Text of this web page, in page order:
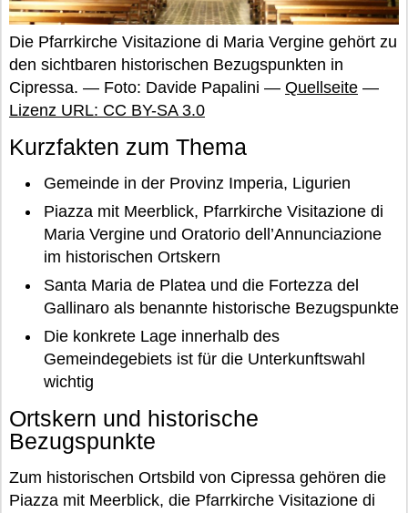
Die Pfarrkirche Visitazione di Maria Vergine gehört zu
den sichtbaren historischen Bezugspunkten in
Cipressa. — Foto: Davide Papalini — Quellseite —
Lizenz URL: CC BY-SA 3.0
Kurzfakten zum Thema
Gemeinde in der Provinz Imperia, Ligurien
Piazza mit Meerblick, Pfarrkirche Visitazione di
Maria Vergine und Oratorio dell’Annunciazione
im historischen Ortskern
Santa Maria de Platea und die Fortezza del
Gallinaro als benannte historische Bezugspunkte
Die konkrete Lage innerhalb des
Gemeindegebiets ist für die Unterkunftswahl
wichtig
Ortskern und historische
Bezugspunkte
Zum historischen Ortsbild von Cipressa gehören die
Piazza mit Meerblick, die Pfarrkirche Visitazione di